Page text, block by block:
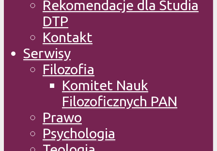
Rekomendacje dla Studia
DTP
Kontakt
Serwisy
Filozofia
Komitet Nauk
Filozoficznych PAN
Prawo
Psychologia